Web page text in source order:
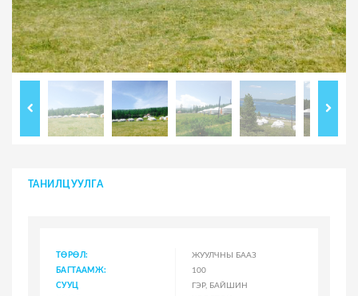
ТАНИЛЦУУЛГА
ТӨРӨЛ:
ЖУУЛЧНЫ БААЗ
БАГТААМЖ:
100
СУУЦ
ГЭР, БАЙШИН